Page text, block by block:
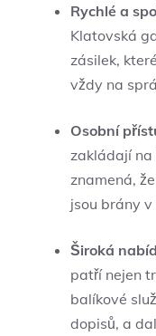
Rychlé a
Klatovská
zásilek,
vždy na
Osobní
zakládají
znamená,
jsou brány
Široká
patří nejen
balíkové
dopisů, a